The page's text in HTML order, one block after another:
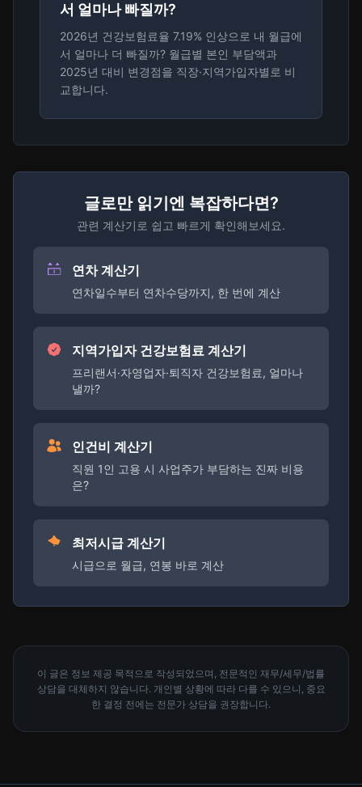
서 얼마나 빠질까?
2026년 건강보험료율 7.19% 인상으로 내 월급에
서 얼마나 더 빠질까? 월급별 본인 부담액과
2025년 대비 변경점을 직장·지역가입자별로 비
교합니다.
글로만 읽기엔 복잡하다면?
관련 계산기로 쉽고 빠르게 확인해보세요.
연차 계산기
연차일수부터 연차수당까지, 한 번에 계산
지역가입자 건강보험료 계산기
프리랜서·자영업자·퇴직자 건강보험료, 얼마나
낼까?
인건비 계산기
직원 1인 고용 시 사업주가 부담하는 진짜 비용
은?
최저시급 계산기
시급으로 월급, 연봉 바로 계산
이 글은 정보 제공 목적으로 작성되었으며, 전문적인 재무/세무/법률
상담을 대체하지 않습니다. 개인별 상황에 따라 다를 수 있으니, 중요
한 결정 전에는 전문가 상담을 권장합니다.